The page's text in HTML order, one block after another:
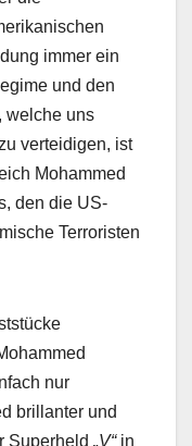
immer ein
und den
welche uns
verteidigen, ist
Mohammed
den die US-
Terroristen
nur
brillanter und
Superheld „V“in